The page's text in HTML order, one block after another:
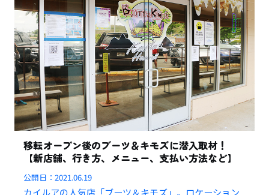
移転オープン後のブーツ＆キモズに潜入取材！
【新店舗、行き方、メニュー、支払い方法など】
公開日：2021.06.19
カイルアの人気店「ブーツ＆キモズ」。ロケーション